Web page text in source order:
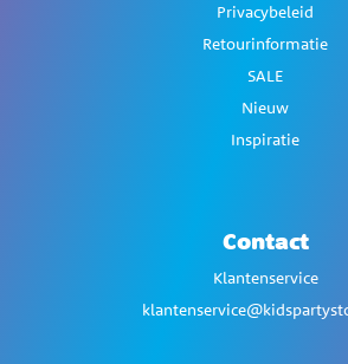
Privacybeleid
Retourinformatie
SALE
Nieuw
Inspiratie
Contact
Klantenservice